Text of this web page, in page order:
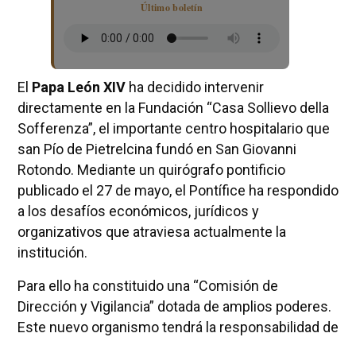
Último boletín
El Papa León XIVha decidido intervenir
directamente en la Fundación “Casa Sollievo della
Sofferenza”, el importante centro hospitalario que
san Pío de Pietrelcina fundó en San Giovanni
Rotondo. Mediante un quirógrafo pontificio
publicado el 27 de mayo, el Pontífice ha respondido
a los desafíos económicos, jurídicos y
organizativos que atraviesa actualmente la
institución.
Para ello ha constituido una “Comisión de
Dirección y Vigilancia” dotada de amplios poderes.
Este nuevo organismo tendrá la responsabilidad de